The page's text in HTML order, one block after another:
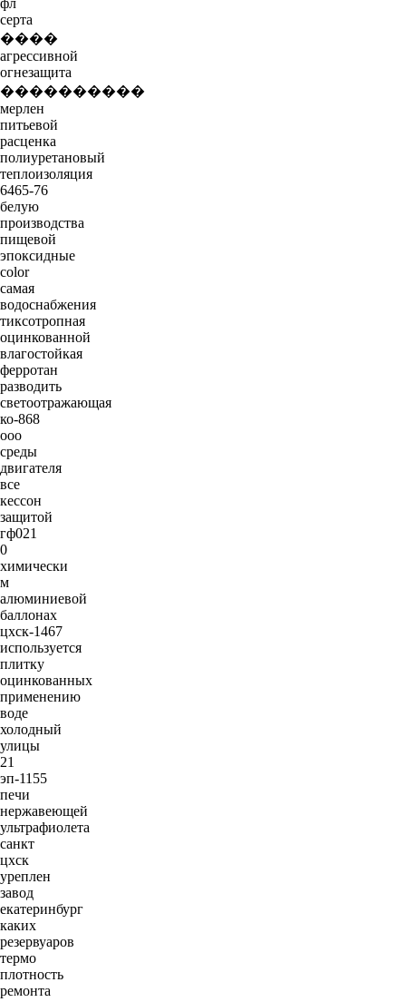
серта
����
агрессивной
огнезащита
����������
мерлен
питьевой
расценка
полиуретановый
теплоизоляция
6465-76
белую
производства
пищевой
эпоксидные
color
самая
водоснабжения
тиксотропная
оцинкованной
влагостойкая
ферротан
разводить
светоотражающая
ко-868
ооо
среды
двигателя
все
кессон
защитой
гф021
0
химически
м
алюминиевой
баллонах
цхск-1467
используется
плитку
оцинкованных
применению
воде
холодный
улицы
21
эп-1155
печи
нержавеющей
ультрафиолета
санкт
цхск
уреплен
завод
екатеринбург
каких
резервуаров
термо
плотность
ремонта